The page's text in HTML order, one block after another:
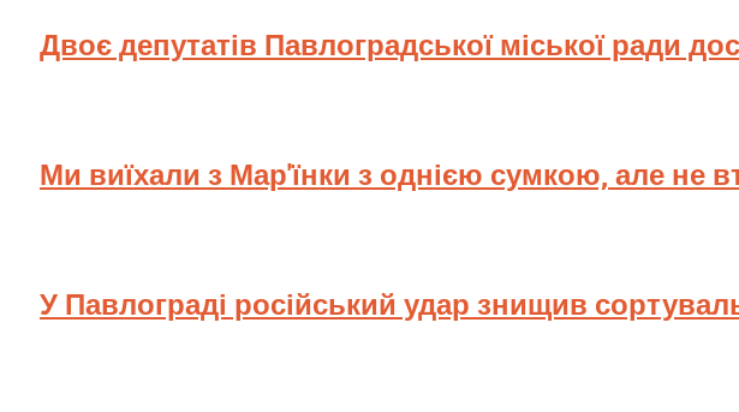
Двоє депутатів Павлоградської міської ради
Ми виїхали з Мар'їнки з однією сумкою, але не
У Павлограді російський удар знищив